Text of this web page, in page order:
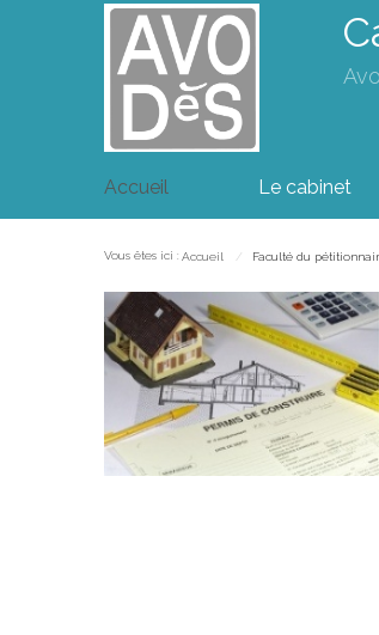
Accueil Le cabinet
Vous êtes ici : Accueil Faculté du